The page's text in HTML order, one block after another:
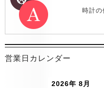
時計
営業日カレンダー
2026年 8月